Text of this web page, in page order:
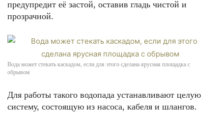
предупредит её застой, оставив гладь чистой и
прозрачной.
Вода может стекать каскадом, если для этого сделана ярусная площадка с
обрывом
Для работы такого водопада устанавливают целую
систему, состоящую из насоса, кабеля и шлангов.